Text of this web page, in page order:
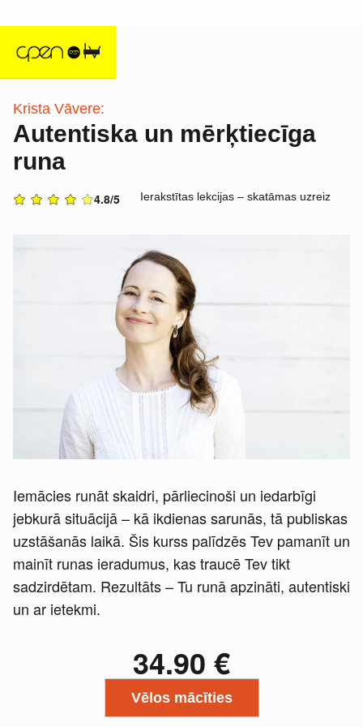
Krista Vāvere:
Autentiska un mērķtiecīga
runa
4.8/5 Ierakstītas lekcijas – skatāmas uzreiz
Iemācies runāt skaidri, pārliecinoši un iedarbīgi
jebkurā situācijā – kā ikdienas sarunās, tā publiskas
uzstāšanās laikā. Šis kurss palīdzēs Tev pamanīt un
mainīt runas ieradumus, kas traucē Tev tikt
sadzirdētam. Rezultāts – Tu runā apzināti, autentiski
un ar ietekmi.
34.90 €
Vēlos mācīties